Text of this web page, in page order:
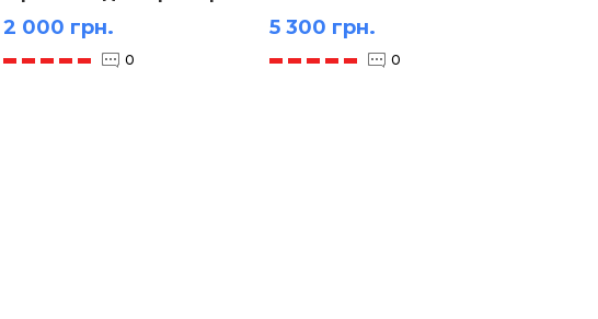
2 000 грн.
0
5 300 грн.
0